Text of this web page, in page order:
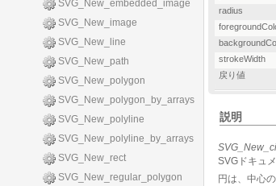
SVG_New_embedded_image
SVG_New_image
SVG_New_line
SVG_New_path
SVG_New_polygon
SVG_New_polygon_by_arrays
SVG_New_polyline
SVG_New_polyline_by_arrays
SVG_New_rect
SVG_New_regular_polygon
radius
strokeWidth
戻り値
説明
SVGドキュ
円は、中心